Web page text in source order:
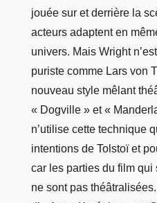
jouée sur et derrière la
acteurs adaptent en
univers. Mais Wright
puriste comme Lars von
nouveau style mêlant
« Dogville » et «
n’utilise cette technique
intentions de Tolstoï et
car les parties du film
ne sont pas